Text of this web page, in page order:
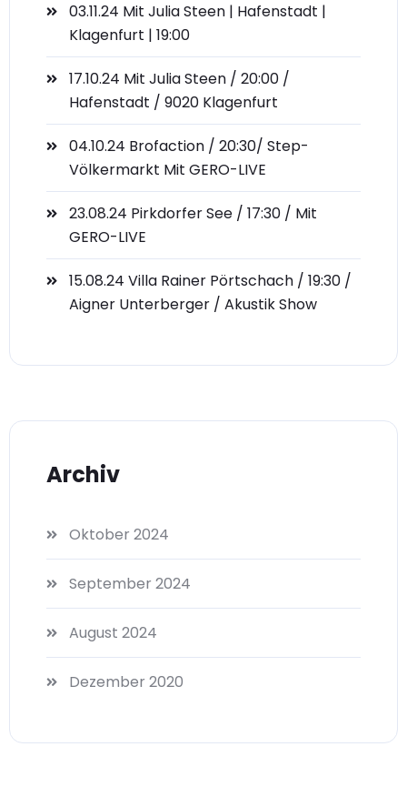
03.11.24 Mit Julia Steen | Hafenstadt |
Klagenfurt | 19:00
17.10.24 Mit Julia Steen / 20:00 /
Hafenstadt / 9020 Klagenfurt
04.10.24 Brofaction / 20:30/ Step-
Völkermarkt Mit GERO-LIVE
23.08.24 Pirkdorfer See / 17:30 / Mit
GERO-LIVE
15.08.24 Villa Rainer Pörtschach / 19:30 /
Aigner Unterberger / Akustik Show
Archiv
Oktober 2024
September 2024
August 2024
Dezember 2020